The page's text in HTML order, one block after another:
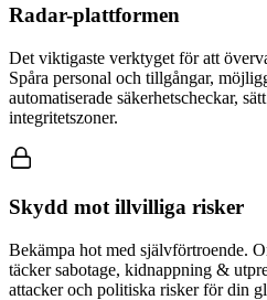
Radar-plattformen
Det viktigaste verktyget för att
Spåra personal och tillgångar,
automatiserade säkerhetscheckar,
integritetszoner.
Skydd mot illvilliga risker
Bekämpa hot med självförtroende.
täcker sabotage, kidnappning &
attacker och politiska risker för din